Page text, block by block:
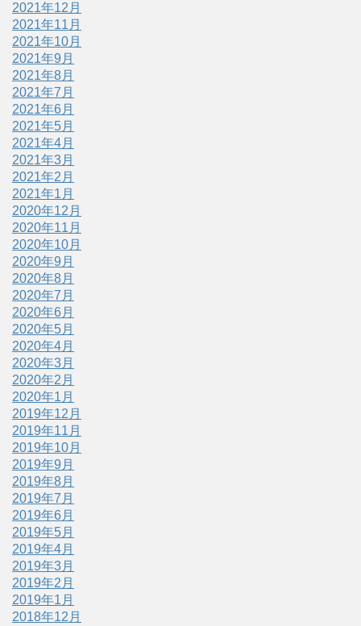
2021年12月
2021年11月
2021年10月
2021年9月
2021年8月
2021年7月
2021年6月
2021年5月
2021年4月
2021年3月
2021年2月
2021年1月
2020年12月
2020年11月
2020年10月
2020年9月
2020年8月
2020年7月
2020年6月
2020年5月
2020年4月
2020年3月
2020年2月
2020年1月
2019年12月
2019年11月
2019年10月
2019年9月
2019年8月
2019年7月
2019年6月
2019年5月
2019年4月
2019年3月
2019年2月
2019年1月
2018年12月